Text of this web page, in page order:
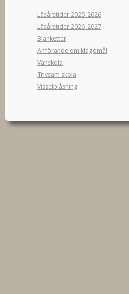
Läsårstider 2025-2026
Läsårstider 2026-2027
Blanketter
Anförande om klagomål
Vänskola
Trivsam skola
Visselblåsning